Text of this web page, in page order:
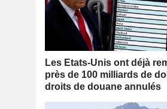
Les Etats-Unis ont déjà
près de 100 milliards de
droits de douane annulés